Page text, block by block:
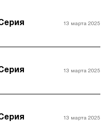
13 марта 2025
13 марта 2025
13 марта 2025